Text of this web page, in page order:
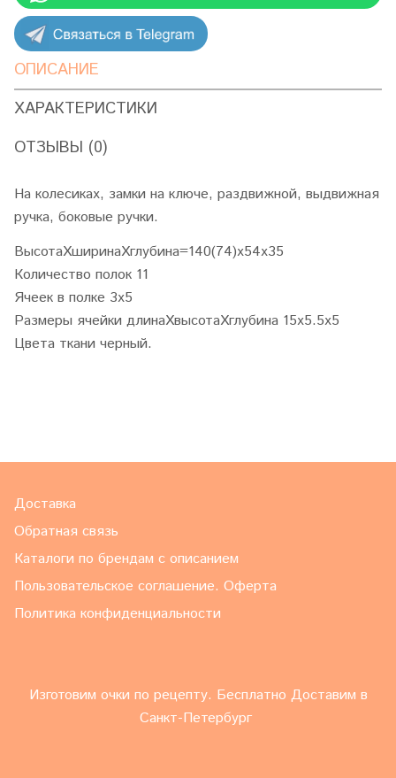
ОПИСАНИЕ
ХАРАКТЕРИСТИКИ
ОТЗЫВЫ (0)
На колесиках, замки на ключе, раздвижной, выдвижная
ручка, боковые ручки.
ВысотаХширинаХглубина=140(74)х54х35
Количество полок 11
Ячеек в полке 3х5
Размеры ячейки длинаХвысотаХглубина 15х5.5х5
Цвета ткани черный.
Доставка
Обратная связь
Каталоги по брендам с описанием
Пользовательское соглашение. Оферта
Политика конфиденциальности
Изготовим очки по рецепту. Бесплатно Доставим в
Санкт-Петербург